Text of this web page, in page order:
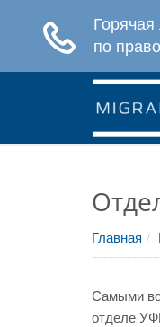
Главная
Самыми
отделе